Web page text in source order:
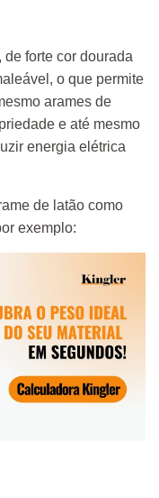
forte cor dourada
o que permite
arames de
e até mesmo
energia elétrica
de latão como
exemplo: